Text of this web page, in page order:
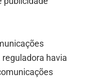
havia